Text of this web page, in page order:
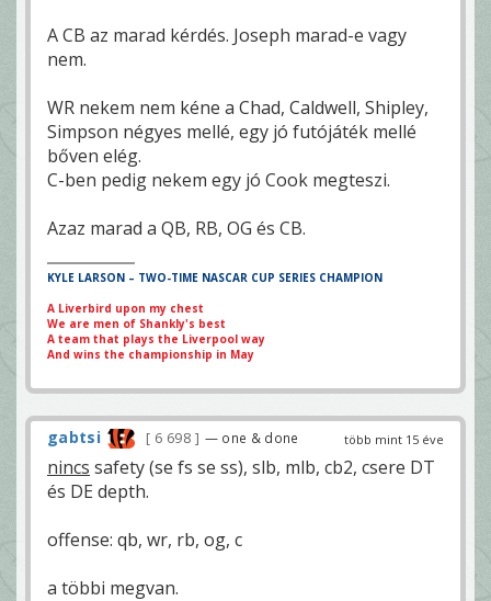
A CB az marad kérdés. Joseph marad-e vagy
nem.
WR nekem nem kéne a Chad, Caldwell, Shipley,
Simpson négyes mellé, egy jó futójáték mellé
bőven elég.
C-ben pedig nekem egy jó Cook megteszi.
Azaz marad a QB, RB, OG és CB.
KYLE LARSON – TWO-TIME NASCAR CUP SERIES CHAMPION
A Liverbird upon my chest
We are men of Shankly's best
A team that plays the Liverpool way
And wins the championship in May
több mint 15 éve
gabtsi 6 698 — one & done
nincs safety (se fs se ss), slb, mlb, cb2, csere DT
és DE depth.
offense: qb, wr, rb, og, c
a többi megvan.